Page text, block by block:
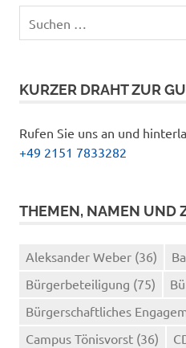
nach:
KURZER DRAHT ZUR
Rufen Sie uns an und
+49 2151 7833282
THEMEN, NAMEN UND
Aleksander Weber (36)
Bürgerbeteiligung (75)
Bürgerschaftliches
Campus Tönisvorst (36)